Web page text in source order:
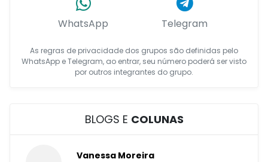
WhatsApp Telegram
As regras de privacidade dos grupos são definidas pelo
WhatsApp e Telegram, ao entrar, seu número poderá ser visto
por outros integrantes do grupo.
BLOGS E COLUNAS
Vanessa Moreira